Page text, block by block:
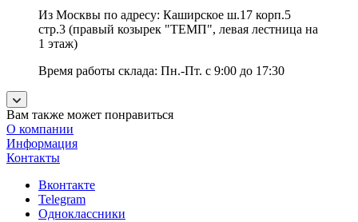
Из Москвы по адресу: Каширское ш.17 корп.5
стр.3 (правый козырек "ТЕМП", левая лестница на
1 этаж)
Время работы склада: Пн.-Пт. с 9:00 до 17:30
Вам также может понравиться
О компании
Информация
Контакты
Вконтакте
Telegram
Одноклассники